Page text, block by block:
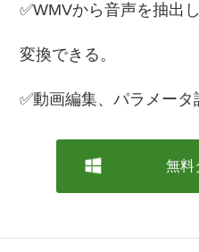
✅WMVから音声を抽出
変換できる。
✅動画編集、パラメータ
無料